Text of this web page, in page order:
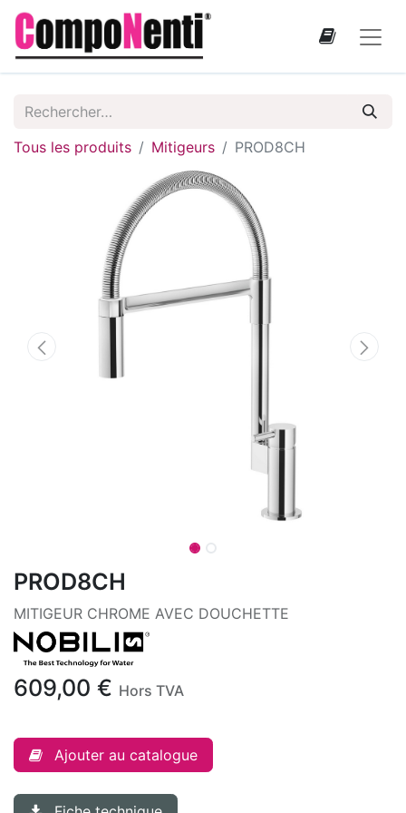
Tous les produits Mitigeurs PROD8CH
PROD8CH
MITIGEUR CHROME AVEC DOUCHETTE
609,00 € Hors TVA
Ajouter au catalogue